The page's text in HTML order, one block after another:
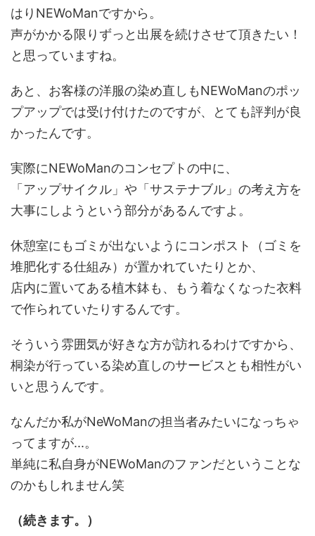
はりNEWoManですから。
声がかかる限りずっと出展を続けさせて頂きたい！
と思っていますね。
あと、お客様の洋服の染め直しもNEWoManのポッ
プアップでは受け付けたのですが、とても評判が良
かったんです。
実際にNEWoManのコンセプトの中に、
「アップサイクル」や「サステナブル」の考え方を
大事にしようという部分があるんですよ。
休憩室にもゴミが出ないようにコンポスト（ゴミを
堆肥化する仕組み）が置かれていたりとか、
店内に置いてある植木鉢も、もう着なくなった衣料
で作られていたりするんです。
そういう雰囲気が好きな方が訪れるわけですから、
桐染が行っている染め直しのサービスとも相性がい
いと思うんです。
なんだか私がNeWoManの担当者みたいになっちゃ
ってますが...。
単純に私自身がNEWoManのファンだということな
のかもしれません笑
（続きます。）